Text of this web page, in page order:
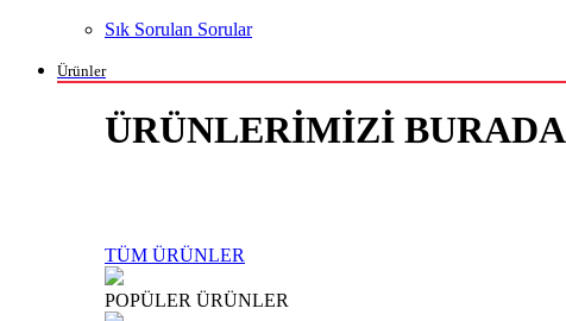
Sık Sorulan Sorular
Ürünler
ÜRÜNLERİMİZİ
TÜM ÜRÜNLER
POPÜLER ÜRÜNLER